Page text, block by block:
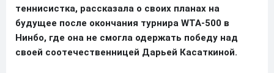
теннисистка, рассказала о своих планах на
будущее после окончания турнира WTA-500 в
Нинбо, где она не смогла одержать победу над
своей соотечественницей Дарьей Касаткиной.